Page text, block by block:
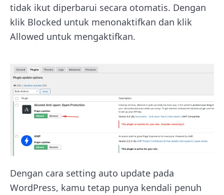
tidak ikut diperbarui secara otomatis. Dengan
klik Blocked untuk menonaktifkan dan klik
Allowed untuk mengaktifkan.
Dengan cara setting auto update pada
WordPress, kamu tetap punya kendali penuh